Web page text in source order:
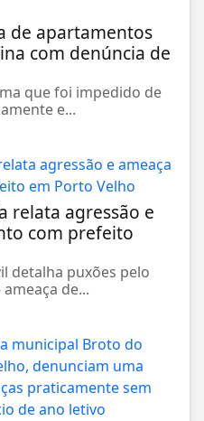
de apartamentos
com denúncia de
que foi impedido de
e...
relata agressão e
com prefeito
detalha puxões pelo
de...